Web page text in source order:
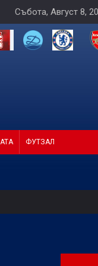
Събота, Август 8,
ФУТЗАЛ